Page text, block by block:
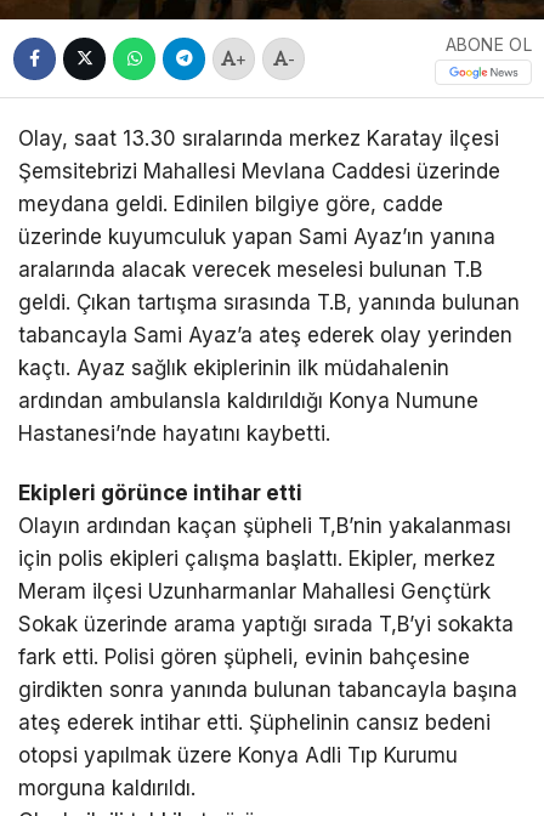
+ -
ABONE OL
Olay, saat 13.30 sıralarında merkez Karatay ilçesi
Şemsitebrizi Mahallesi Mevlana Caddesi üzerinde
meydana geldi. Edinilen bilgiye göre, cadde
üzerinde kuyumculuk yapan Sami Ayaz’ın yanına
aralarında alacak verecek meselesi bulunan T.B
geldi. Çıkan tartışma sırasında T.B, yanında bulunan
tabancayla Sami Ayaz’a ateş ederek olay yerinden
kaçtı. Ayaz sağlık ekiplerinin ilk müdahalenin
ardından ambulansla kaldırıldığı Konya Numune
Hastanesi’nde hayatını kaybetti.
Ekipleri görünce intihar etti
Olayın ardından kaçan şüpheli T,B’nin yakalanması
için polis ekipleri çalışma başlattı. Ekipler, merkez
Meram ilçesi Uzunharmanlar Mahallesi Gençtürk
Sokak üzerinde arama yaptığı sırada T,B’yi sokakta
fark etti. Polisi gören şüpheli, evinin bahçesine
girdikten sonra yanında bulunan tabancayla başına
ateş ederek intihar etti. Şüphelinin cansız bedeni
otopsi yapılmak üzere Konya Adli Tıp Kurumu
morguna kaldırıldı.